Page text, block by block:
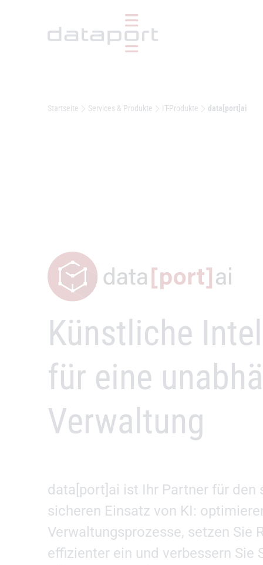
Startseite Services & Produkte IT-Produkte data[port]ai
data[port]ai
Künstliche
für eine
Verwaltung
data[port]ai ist Ihr Partner für den
sicheren Einsatz von KI:
Verwaltungsprozesse, setzen Sie
effizienter ein und verbessern Sie